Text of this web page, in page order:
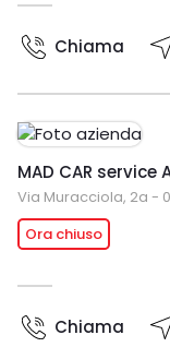
Chiama
MAD CAR
Via Muracciola, 2a -
Ora chiuso
Chiama